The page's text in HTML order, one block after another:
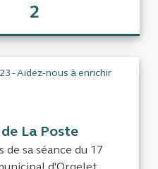
2
- Aidez-nous à enrichir
La Poste
de sa séance du 17